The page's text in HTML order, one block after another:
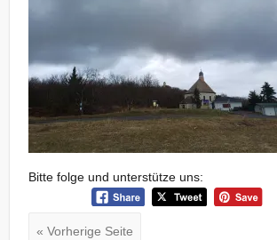
Bitte folge und unterstütze uns:
« Vorherige Seite